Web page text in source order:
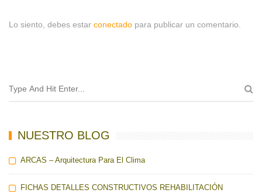
Lo siento, debes estar conectado para publicar un comentario.
NUESTRO BLOG
ARCAS – Arquitectura Para El Clima
FICHAS DETALLES CONSTRUCTIVOS REHABILITACIÓN